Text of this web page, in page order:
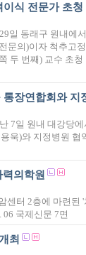
이식 전문가 초
일 동래구 원내에
문의)이자 척추고
두 번째) 교수 초
통장연합회와
7일 원내 대강당
욱)와 지정병원 협
의학원
센터 2층에 마련된
국제신문 7면
최